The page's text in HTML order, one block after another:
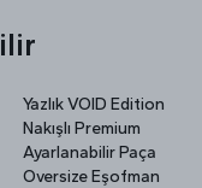
Yazlık VOID Edition
Nakışlı Premium
Ayarlanabilir Paça
Oversize Eşofman